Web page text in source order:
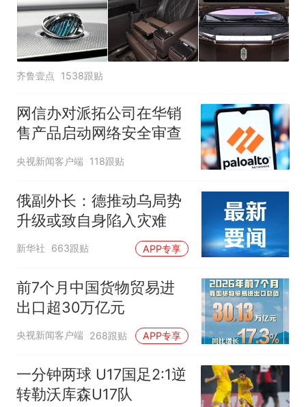
齐鲁壹点 1538跟贴
网信办对派拓公司在华销
售产品启动网络安全审查
央视新闻客户端 118跟贴
俄副外长：德推动乌局势
升级或致自身陷入灾难
新华社 663跟贴 APP专享
前7个月中国货物贸易进
出口超30万亿元
央视新闻客户端 268跟贴 APP专享
一分钟两球 U17国足2:1逆
转勒沃库森U17队